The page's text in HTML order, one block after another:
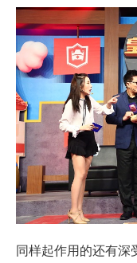
同样起作用的还有深